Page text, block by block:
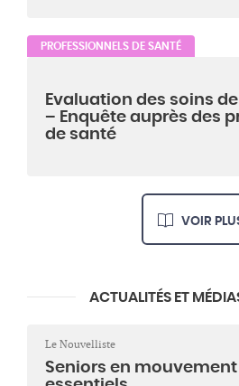
PROFESSIONNELS DE SANTÉ
Evaluation des soins
– Enquête auprès des
de santé
VOIR
ACTUALITÉS ET
Le Nouvelliste
Seniors en